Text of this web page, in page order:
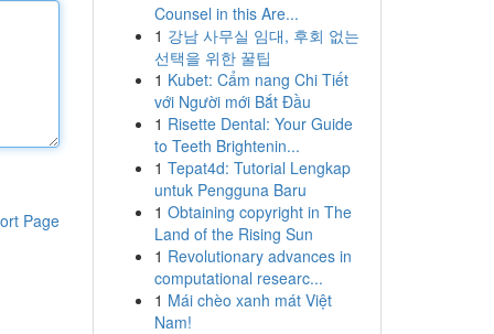
Page
Counsel in this Are...
1 강남 사무실 임대, 후회 없는
선택을 위한 꿀팁
1 Kubet: Cẩm nang Chi Tiết
với Người mới Bắt Đầu
1 Risette Dental: Your Guide
to Teeth Brightenin...
1 Tepat4d: Tutorial Lengkap
untuk Pengguna Baru
1 Obtaining copyright in The
Land of the Rising Sun
1 Revolutionary advances in
computational researc...
1 Mái chèo xanh mát Việt
Nam!